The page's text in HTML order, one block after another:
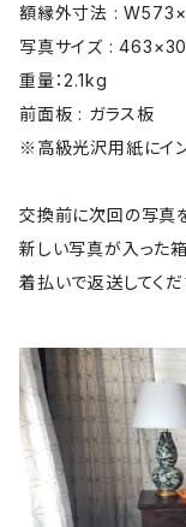
額縁外寸法 :
写真サイズ :
重量：2.1kg
前面板 : ガラス板
※高級光沢用紙にイン
交換前に次回の写真
新しい写真が入った
着払いで返送してくだ